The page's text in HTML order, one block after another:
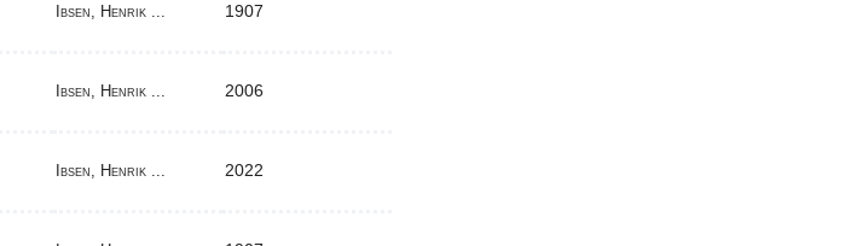
Ibsen, Henrik ... 1907
Ibsen, Henrik ... 2006
Ibsen, Henrik ... 2022